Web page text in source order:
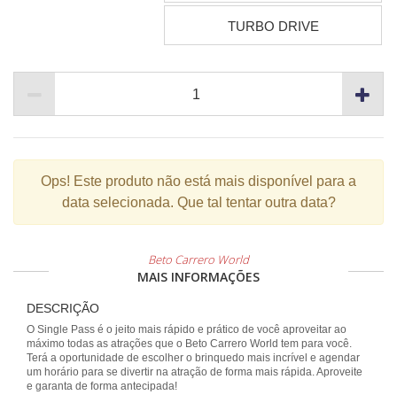
TURBO DRIVE
Ops! Este produto não está mais disponível para a
data selecionada. Que tal tentar outra data?
Beto Carrero World
MAIS INFORMAÇÕES
DESCRIÇÃO
O Single Pass é o jeito mais rápido e prático de você aproveitar ao
máximo todas as atrações que o Beto Carrero World tem para você.
Terá a oportunidade de escolher o brinquedo mais incrível e agendar
um horário para se divertir na atração de forma mais rápida. Aproveite
e garanta de forma antecipada!